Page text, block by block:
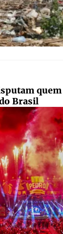
Brasil